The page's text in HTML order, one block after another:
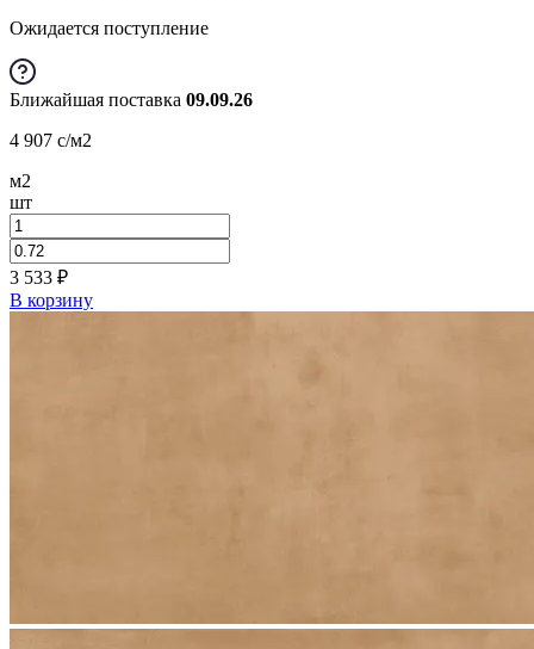
Ожидается поступление
Ближайшая поставка 09.09.26
4 907 c/м2
м2
шт
3 533 ₽
В корзину